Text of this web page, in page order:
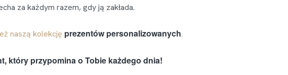
za każdym razem, gdy ją zakłada.
naszą kolekcję prezentów personalizowanych.
który przypomina o Tobie każdego dnia!